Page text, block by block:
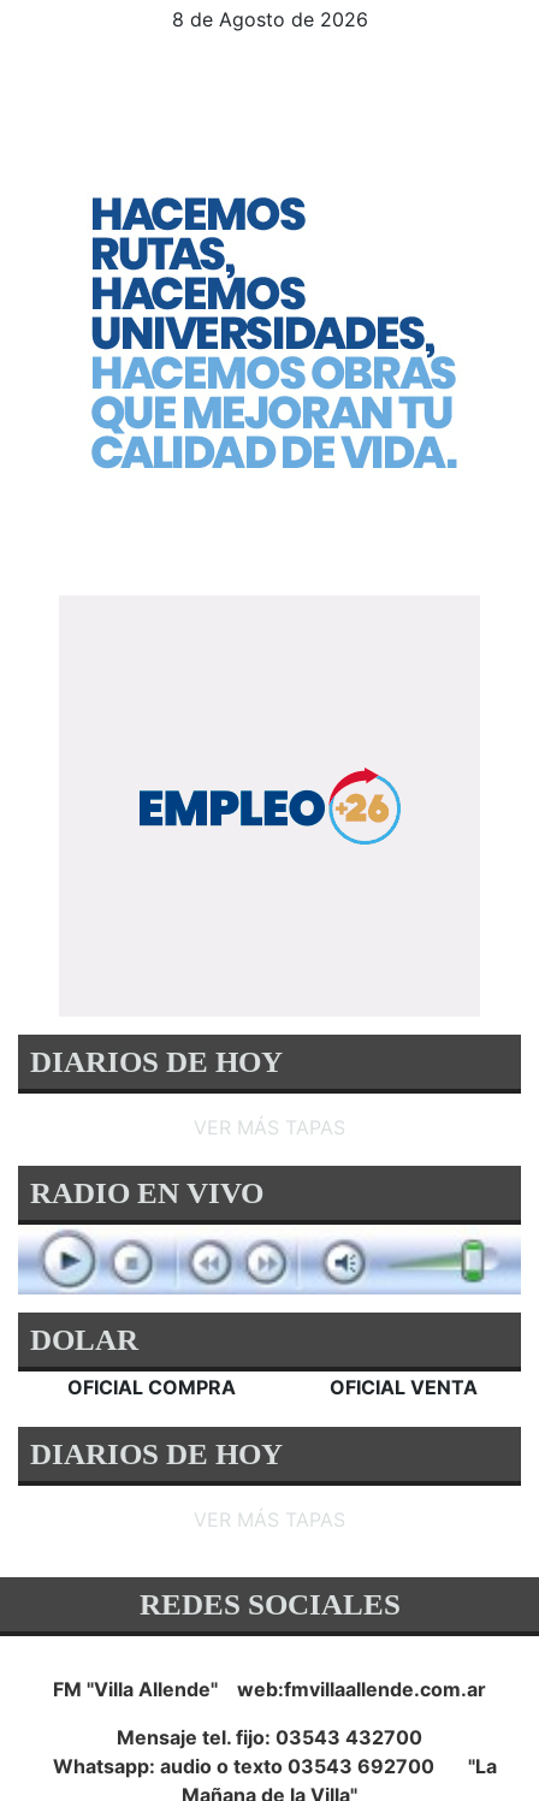
8 de Agosto de 2026
DIARIOS DE HOY
VER MÁS TAPAS
RADIO EN VIVO
DOLAR
OFICIAL COMPRA OFICIAL VENTA
DIARIOS DE HOY
VER MÁS TAPAS
REDES SOCIALES
FM "Villa Allende" web:fmvillaallende.com.ar
Mensaje tel. fijo: 03543 432700
Whatsapp: audio o texto 03543 692700 "La
Mañana de la Villa"